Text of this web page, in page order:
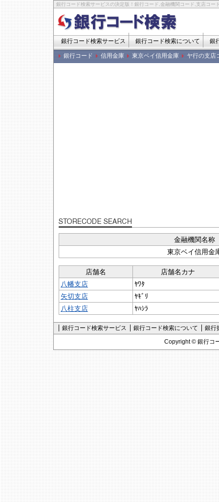
銀行コード検索サービスの決定版！銀行コード,金融機関コード,支店コー
銀行コード検索サービス 銀行コード検索について 銀
銀行コード 信用金庫 東京ベイ信用金庫 ヤ行の支店
金融機関名称
東京ベイ信用金
店舗名
店舗名カナ
八幡支店
ﾔﾜﾀ
矢切支店
ﾔｷﾞﾘ
八柱支店
ﾔﾊｼﾗ
銀行コード検索サービス 銀行コード検索について
銀行
Copyright © 銀行コ